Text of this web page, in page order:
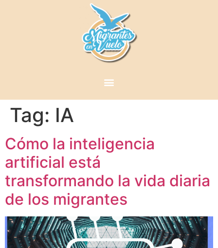
Tag: IA
Cómo la inteligencia
artificial está
transformando la vida diaria
de los migrantes